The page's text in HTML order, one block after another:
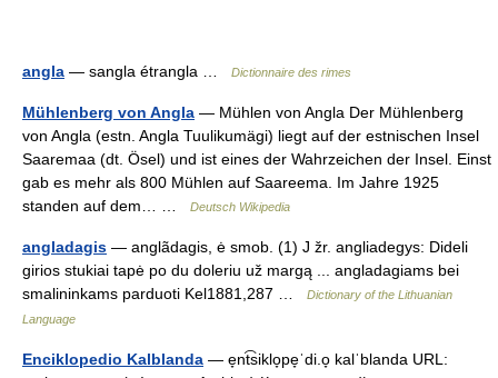
angla — sangla étrangla … Dictionnaire des rimes
Mühlenberg von Angla — Mühlen von Angla Der Mühlenberg
von Angla (estn. Angla Tuulikumägi) liegt auf der estnischen Insel
Saaremaa (dt. Ösel) und ist eines der Wahrzeichen der Insel. Einst
gab es mehr als 800 Mühlen auf Saareema. Im Jahre 1925
standen auf dem… …
Deutsch Wikipedia
angladagis — anglãdagis, ė smob. (1) J žr. angliadegys: Dideli
girios stukiai tapė po du doleriu už margą ... angladagiams bei
smalininkams parduoti Kel1881,287 …
Dictionary of the Lithuanian
Language
Enciklopedio Kalblanda — e̞nt͡siklo̞pe̞ˈdi.o̞ kalˈblanda URL: